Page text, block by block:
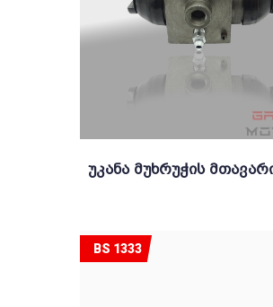
Უკანა Მუხრუჭის
BS 1333